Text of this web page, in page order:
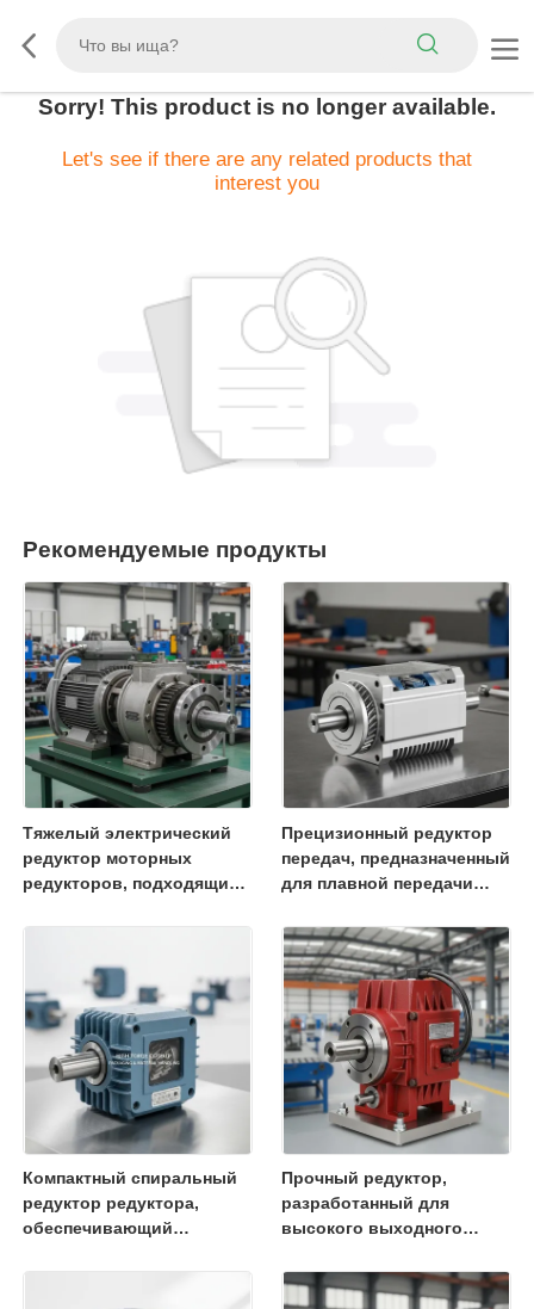
Sorry! This product is no longer available.
Let's see if there are any related products that
interest you
Рекомендуемые продукты
Тяжелый электрический
редуктор моторных
редукторов, подходящий
долговечное
строительство
Прецизионный редуктор
передач, предназначенный
для плавной передачи
длительного срока
службы в промышленных
машинах
Компактный спиральный
редуктор редуктора,
обеспечивающий
Прочный редуктор,
разработанный для
высокого выходного
длительного срока
службы в приложениях